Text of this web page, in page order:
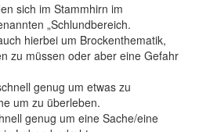
sich im Stammhirn im
„Schlundbereich.
hierbei um Brockenthematik,
zu müssen oder aber eine Gefahr
genug um etwas zu
um zu überleben.
genug um eine Sache/eine